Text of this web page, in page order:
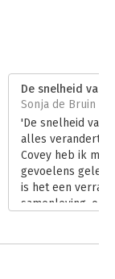
De snelheid van
Sonja de Bruin |
'De snelheid van
alles verandert'
Covey heb ik met
gevoelens
is het een
samenleving,